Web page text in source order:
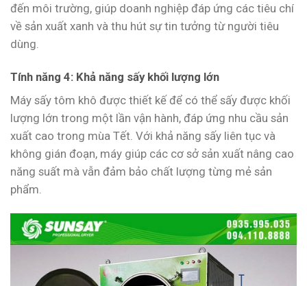
đến môi trường, giúp doanh nghiệp đáp ứng các tiêu chí
về sản xuất xanh và thu hút sự tin tưởng từ người tiêu
dùng.
Tính năng 4: Khả năng sấy khối lượng lớn
Máy sấy tôm khô được thiết kế để có thể sấy được khối
lượng lớn trong một lần vận hành, đáp ứng nhu cầu sản
xuất cao trong mùa Tết. Với khả năng sấy liên tục và
không gián đoạn, máy giúp các cơ sở sản xuất nâng cao
năng suất mà vẫn đảm bảo chất lượng từng mẻ sản
phẩm.